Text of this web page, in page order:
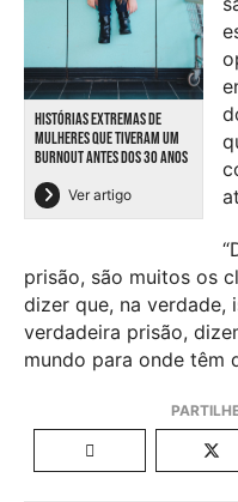
HISTÓRIAS EXTREMAS DE
MULHERES QUE TIVERAM UM
BURNOUT ANTES DOS 30 ANOS
Ver artigo
prisão, são muitos os
dizer que, na verdade,
verdadeira prisão,
mundo para onde têm